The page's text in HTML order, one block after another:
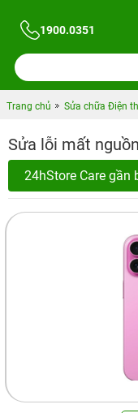
1900.0351
Trang chủ Sửa chữa Điện
Sửa lỗi mất
24hStore Care gần